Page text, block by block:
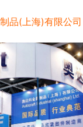
(上海)有限公司